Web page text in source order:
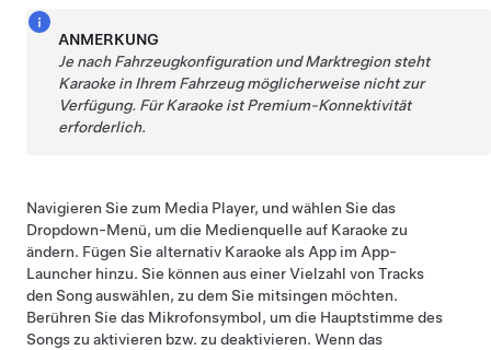
ANMERKUNG
Je nach Fahrzeugkonfiguration und Marktregion steht
Karaoke in Ihrem Fahrzeug möglicherweise nicht zur
Verfügung. Für Karaoke ist Premium-Konnektivität
erforderlich.
Navigieren Sie zum Media Player, und wählen Sie das
Dropdown-Menü, um die Medienquelle auf Karaoke zu
ändern. Fügen Sie alternativ Karaoke als App im App-
Launcher hinzu. Sie können aus einer Vielzahl von Tracks
den Song auswählen, zu dem Sie mitsingen möchten.
Berühren Sie das Mikrofonsymbol, um die Hauptstimme des
Songs zu aktivieren bzw. zu deaktivieren. Wenn das